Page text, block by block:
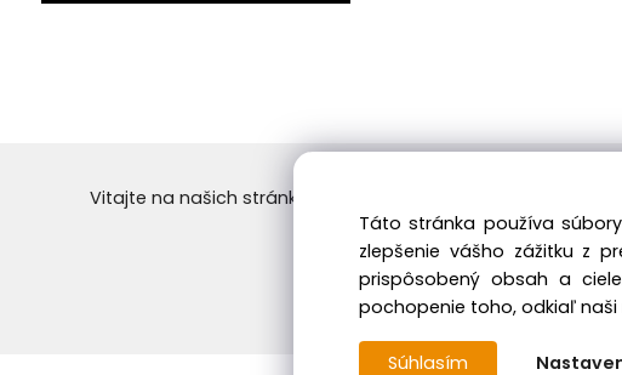
Vitajte na našich stránkach vo svete dreva! Objednávku
Skvelý výber a ceny. Tiež si
Táto stránka používa
zlepšenie vášho zážitku z
prispôsobený obsah a
pochopenie toho, odkiaľ
Súhlasím